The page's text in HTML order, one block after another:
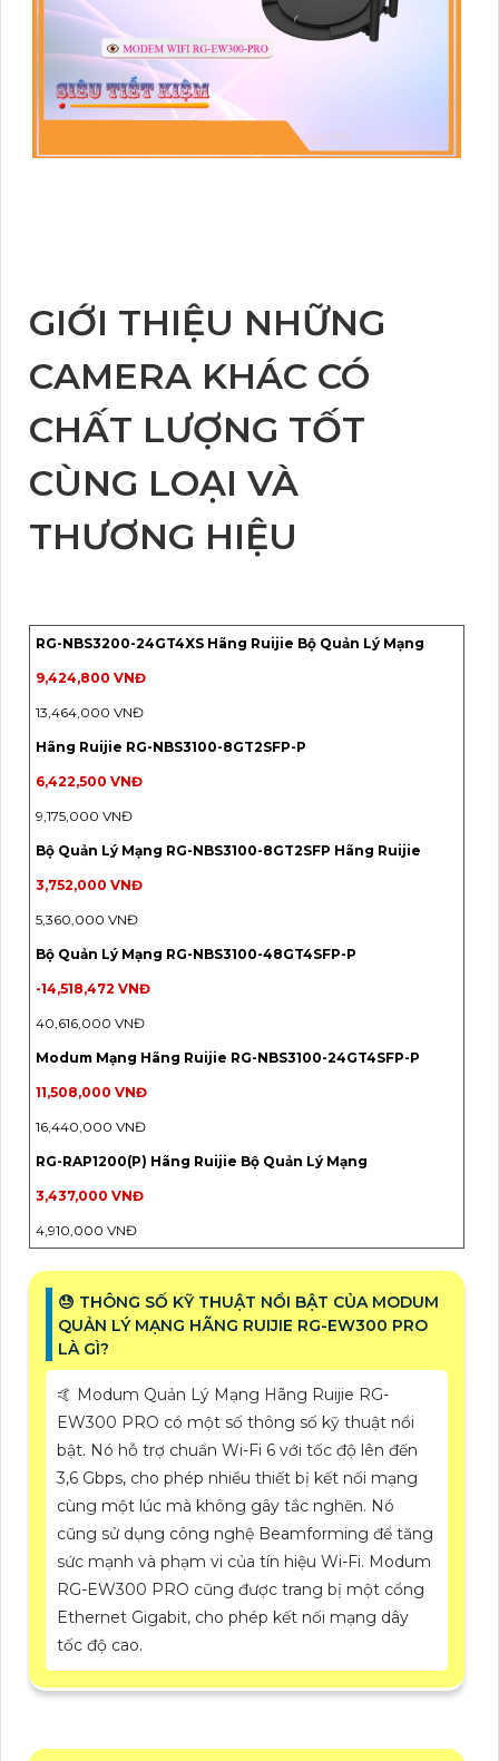
GIỚI THIỆU NHỮNG
CAMERA KHÁC CÓ
CHẤT LƯỢNG TỐT
CÙNG LOẠI VÀ
THƯƠNG HIỆU
RG-NBS3200-24GT4XS Hãng Ruijie Bộ Quản Lý Mạng
9,424,800 VNĐ
13,464,000 VNĐ
Hãng Ruijie RG-NBS3100-8GT2SFP-P
6,422,500 VNĐ
9,175,000 VNĐ
Bộ Quản Lý Mạng RG-NBS3100-8GT2SFP Hãng Ruijie
3,752,000 VNĐ
5,360,000 VNĐ
Bộ Quản Lý Mạng RG-NBS3100-48GT4SFP-P
-14,518,472 VNĐ
40,616,000 VNĐ
Modum Mạng Hãng Ruijie RG-NBS3100-24GT4SFP-P
11,508,000 VNĐ
16,440,000 VNĐ
RG-RAP1200(P) Hãng Ruijie Bộ Quản Lý Mạng
3,437,000 VNĐ
4,910,000 VNĐ
😓 THÔNG SỐ KỸ THUẬT NỔI BẬT CỦA MODUM
QUẢN LÝ MẠNG HÃNG RUIJIE RG-EW300 PRO
LÀ GÌ?
🤙 Modum Quản Lý Mạng Hãng Ruijie RG-
EW300 PRO có một số thông số kỹ thuật nổi
bật. Nó hỗ trợ chuẩn Wi-Fi 6 với tốc độ lên đến
3,6 Gbps, cho phép nhiều thiết bị kết nối mạng
cùng một lúc mà không gây tắc nghẽn. Nó
cũng sử dụng công nghệ Beamforming để tăng
sức mạnh và phạm vi của tín hiệu Wi-Fi. Modum
RG-EW300 PRO cũng được trang bị một cổng
Ethernet Gigabit, cho phép kết nối mạng dây
tốc độ cao.